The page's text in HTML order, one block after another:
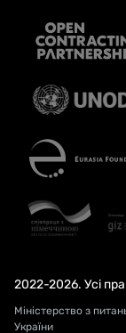
2022-2026. Усі
Міністерство з
України